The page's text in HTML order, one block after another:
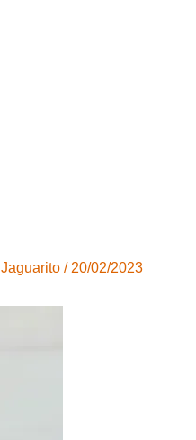
Jaguarito / 20/02/2023